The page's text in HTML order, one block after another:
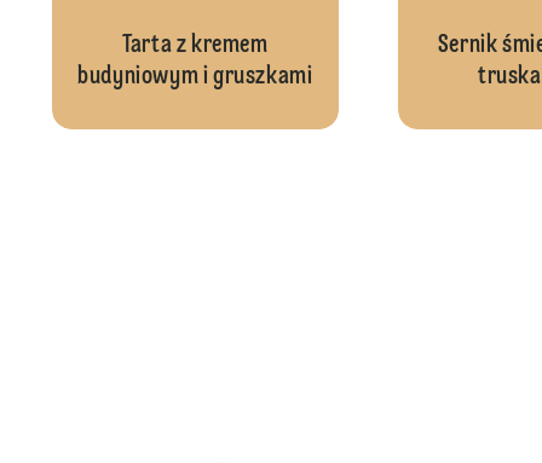
Tarta z kremem
budyniowym i gruszkami
Sernik